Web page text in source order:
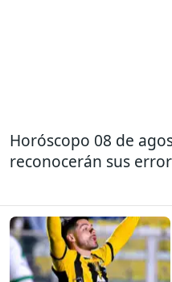
Horóscopo 08 de
reconocerán sus